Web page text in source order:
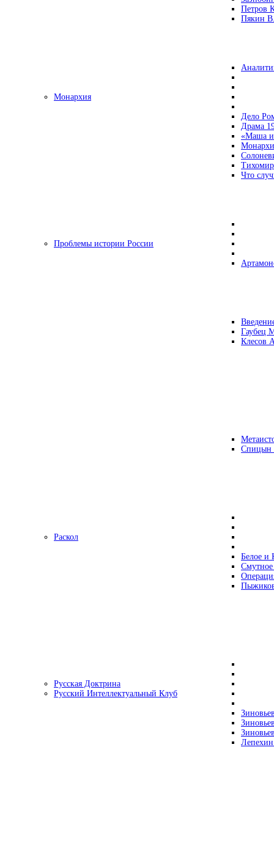
Петров
Пякин
Монархия
Дело
Драма
«Маша и
Что
Проблемы истории России
Гаубец
Клесов
Раскол
Белое и
Русская Доктрина
Русский Интеллектуальный Клуб